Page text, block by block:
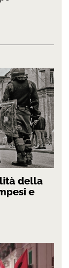
della
e